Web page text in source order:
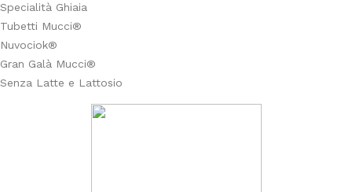
Specialità Ghiaia
Tubetti Mucci®
Nuvociok®
Gran Galà Mucci®
Senza Latte e Lattosio